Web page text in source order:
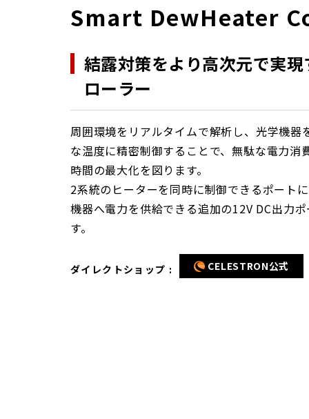
Smart DewHeater
結露対策をより高次元で実
ローラー
周囲環境をリアルタイムで解析し、光学機器
な温度に精密制御することで、無駄な電力消
時間の最大化を図ります。
2系統のヒーターを同時に制御できるポート
機器へ電力を供給できる追加の12V DC出力
す。
ダイレクトショップ : CELESTRON公式